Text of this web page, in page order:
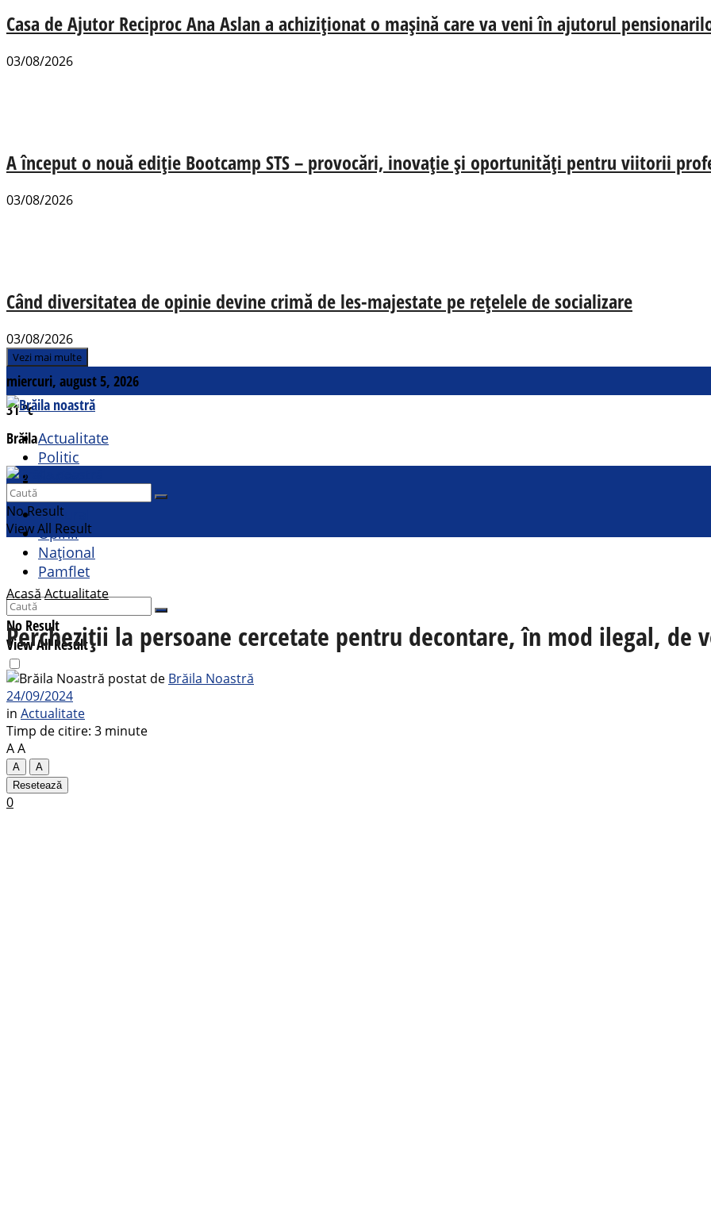
Casa de Ajutor Reciproc Ana Aslan a achiziționat o mașină care va veni în ajutorul
03/08/2026
A început o nouă ediție Bootcamp STS – provocări, inovație și oportunități pentru viitorii
03/08/2026
Când diversitatea de opinie devine crimă de les-majestate pe rețelele de socializare
03/08/2026
Vezi mai multe
miercuri, august 5, 2026
31°c
Brăila
Contact
Actualitate
Politic
Cultural
Opinii
Național
Pamflet
No Result
View All Result
No Result
View All Result
AcasăActualitate
Percheziții la persoane cercetate pentru decontare, în mod ilegal, de
postat de Brăila Noastră
24/09/2024
in Actualitate
Timp de citire: 3 minute
AA
A
A
Resetează
0